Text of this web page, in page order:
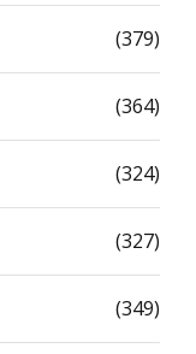
(379)
(364)
(324)
(327)
(349)